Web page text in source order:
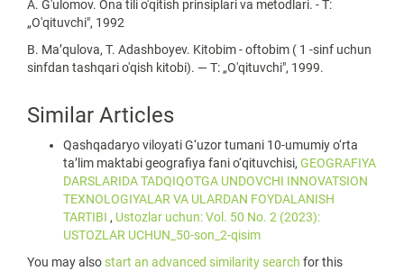
A. G'ulomov. Ona tili o'qitish prinsiplari va metodlari. - Т:
„O'qituvchi", 1992
B. Ma’qulova, T. Adashboyev. Kitobim - oftobim ( 1 -sinf uchun
sinfdan tashqari o'qish kitobi). — Т: „O'qituvchi", 1999.
Similar Articles
Qashqadaryo viloyati G‘uzor tumani 10-umumiy o‘rta
ta’lim maktabi geografiya fani o‘qituvchisi, GEOGRAFIYA
DARSLARIDA TADQIQOTGA UNDOVCHI INNOVATSION
TEXNOLOGIYALAR VA ULARDAN FOYDALANISH
TARTIBI , Ustozlar uchun: Vol. 50 No. 2 (2023):
USTOZLAR UCHUN_50-son_2-qisim
You may also start an advanced similarity search for this